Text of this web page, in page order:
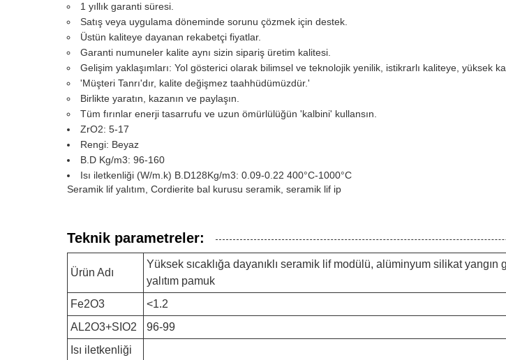
1 yıllık garanti süresi.
Satış veya uygulama döneminde sorunu çözmek için destek.
Üstün kaliteye dayanan rekabetçi fiyatlar.
Garanti numuneler kalite aynı sizin sipariş üretim kalitesi.
Gelişim yaklaşımları: Yol gösterici olarak bilimsel ve teknolojik yenilik, istikrarlı kaliteye, yüksek
'Müşteri Tanrı'dır, kalite değişmez taahhüdümüzdür.'
Birlikte yaratın, kazanın ve paylaşın.
Tüm fırınlar enerji tasarrufu ve uzun ömürlülüğün 'kalbini' kullansın.
ZrO2: 5-17
Rengi: Beyaz
B.D Kg/m3: 96-160
Isı iletkenliği (W/m.k) B.D128Kg/m3: 0.09-0.22 400°C-1000°C
Seramik lif yalıtım, Cordierite bal kurusu seramik, seramik lif ip
Teknik parametreler:
Ürün Adı
Yüksek sıcaklığa dayanıklı seramik lif modülü, alüminyum silikat
yalıtım pamuk
Fe2O3
<1.2
AL2O3+SIO2
96-99
Isı iletkenliği